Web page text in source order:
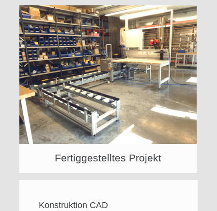
Fertiggestelltes Projekt
Konstruktion CAD